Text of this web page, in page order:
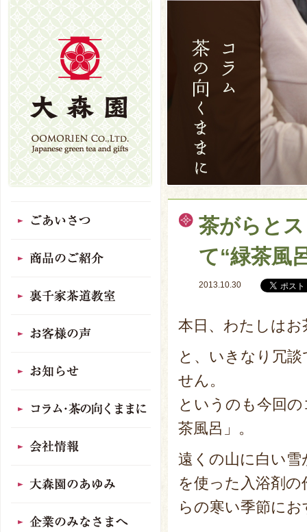
茶がらと
て“緑茶風
2013.10.30
本日、わたしは
と、いきなり冗
せん。
というのも今回
茶風呂」。
遠くの山に白い
を使った入浴剤
らの寒い季節に